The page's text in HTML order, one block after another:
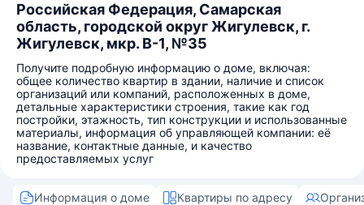
Российская Федерация, Самарская
область, городской округ Жигулевск, г.
Жигулевск, мкр. В-1, №35
Получите подробную информацию о доме, включая:
общее количество квартир в здании, наличие и список
организаций или компаний, расположенных в доме,
детальные характеристики строения, такие как год
постройки, этажность, тип конструкции и использованные
материалы, информация об управляющей компании: её
название, контактные данные, и качество
предоставляемых услуг
Информация о доме Квартиры по адресу